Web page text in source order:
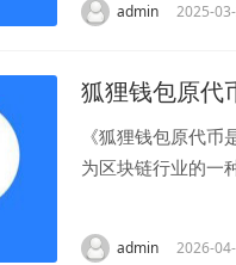
admin 2025-
狐狸钱包原代
《狐狸钱包原代
为区块链行业的一
admin 2026-